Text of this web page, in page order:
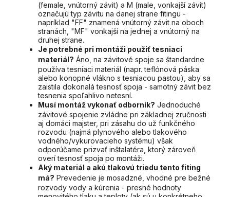
(female, vnútorný závit) a M (male, vonkajší závit)
označujú typ závitu na danej strane fitingu -
napríklad "FF" znamená vnútorný závit na oboch
stranách, "MF" vonkajší na jednej a vnútorný na
druhej strane.
Je potrebné pri montáži použiť tesniaci
materiál? Áno, na závitové spoje sa štandardne
používa tesniaci materiál (napr. teflónová páska
alebo konopné vlákno s tesniacou pastou), aby sa
zaistila dokonalá tesnosť spoja - samotný závit bez
tesnenia spoľahlivo netesní.
Musí montáž vykonať odborník? Jednoduché
závitové spojenie zvládne pri základnej zručnosti
aj domáci majster, pri zásahu do už funkčného
rozvodu (najmä plynového alebo tlakového
vodného/vykurovacieho systému) však
odporúčame prizvať inštalatéra, ktorý zároveň
overí tesnosť spoja po montáži.
Aký materiál a akú tlakovú triedu tento fiting
má? Prevedenie je mosadzné, vhodné pre bežné
rozvody vody a kúrenia - presné hodnoty